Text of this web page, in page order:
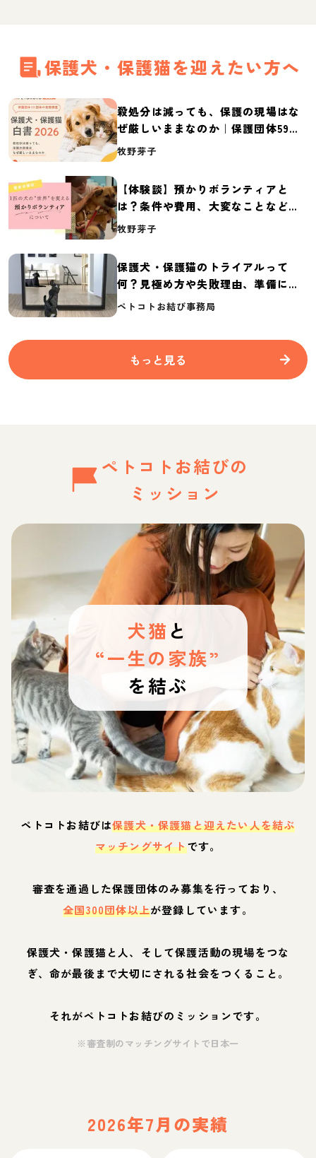
保護犬・保護猫を迎えたい方へ
殺処分は減っても、保護の現場はな
ぜ厳しいままなのか｜保護団体59団
体の実態調査【保護犬・保護猫白書
牧野芽子
【体験談】預かりボランティアと
は？条件や費用、大変なことなど紹
介
牧野芽子
保護犬・保護猫のトライアルって
何？見極め方や失敗理由、準備に必
要なものを紹介
ペトコトお結び事務局
もっと見る
ペトコトお結びの
ミッション
犬猫 と
“一生の家族”
を結ぶ
ペトコトお結びは保護犬・保護猫と迎えたい人を結ぶ
マッチングサイトです。
審査を通過した保護団体のみ募集を行っており、
全国300団体以上が登録しています。
保護犬・保護猫と人、そして保護活動の現場をつな
ぎ、命が最後まで大切にされる社会をつくること。
それがペトコトお結びのミッションです。
※審査制のマッチングサイトで日本一
2026年7月の実績